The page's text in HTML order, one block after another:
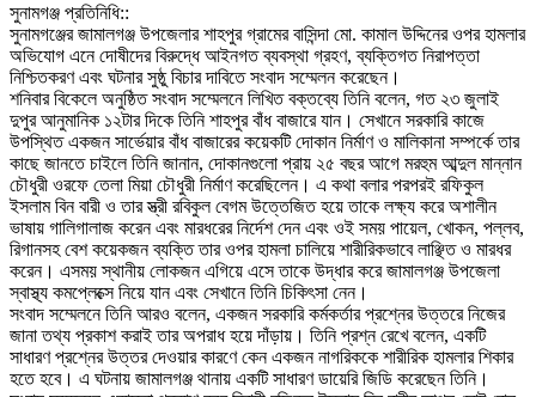
‎সুনামগঞ্জ প্রতিনিধি::
‎সুনামগঞ্জের জামালগঞ্জ উপজেলার শাহপুর গ্রামের বাসিন্দা মো. কামাল উদ্দিনের ওপর হামলার
অভিযোগ এনে দোষীদের বিরুদ্ধে আইনগত ব্যবস্থা গ্রহণ, ব্যক্তিগত নিরাপত্তা
নিশ্চিতকরণ এবং ঘটনার সুষ্ঠু বিচার দাবিতে সংবাদ সম্মেলন করেছেন।
‎শনিবার বিকেলে অনুষ্ঠিত সংবাদ সম্মেলনে লিখিত বক্তব্যে তিনি বলেন, গত ২৩ জুলাই
দুপুর আনুমানিক ১২টার দিকে তিনি শাহপুর বাঁধ বাজারে যান। সেখানে সরকারি কাজে
উপস্থিত একজন সার্ভেয়ার বাঁধ বাজারের কয়েকটি দোকান নির্মাণ ও মালিকানা সম্পর্কে তার
কাছে জানতে চাইলে তিনি জানান, দোকানগুলো প্রায় ২৫ বছর আগে মরহুম আব্দুল মান্নান
চৌধুরী ওরফে তেলা মিয়া চৌধুরী নির্মাণ করেছিলেন। এ কথা বলার পরপরই রফিকুল
ইসলাম বিন বারী ও তার স্ত্রী রবিকুল বেগম উত্তেজিত হয়ে তাকে লক্ষ্য করে অশালীন
ভাষায় গালিগালাজ করেন এবং মারধরের নির্দেশ দেন এবং ওই সময় পায়েল, খোকন, পল্লব,
রিগানসহ বেশ কয়েকজন ব্যক্তি তার ওপর হামলা চালিয়ে শারীরিকভাবে লাঞ্ছিত ও মারধর
করেন। এসময় স্থানীয় লোকজন এগিয়ে এসে তাকে উদ্ধার করে জামালগঞ্জ উপজেলা
স্বাস্থ্য কমপ্লেক্সে নিয়ে যান এবং সেখানে তিনি চিকিৎসা নেন।
‎সংবাদ সম্মেলনে তিনি আরও বলেন, একজন সরকারি কর্মকর্তার প্রশ্নের উত্তরে নিজের
জানা তথ্য প্রকাশ করাই তার অপরাধ হয়ে দাঁড়ায়। তিনি প্রশ্ন রেখে বলেন, একটি
সাধারণ প্রশ্নের উত্তর দেওয়ার কারণে কেন একজন নাগরিককে শারীরিক হামলার শিকার
হতে হবে। এ ঘটনায় জামালগঞ্জ থানায় একটি সাধারণ ডায়েরি জিডি করেছেন তিনি।